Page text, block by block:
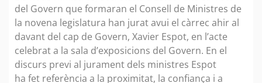
del Govern que formaran el Consell de Ministres de
la novena legislatura han jurat avui el càrrec ahir al
davant del cap de Govern, Xavier Espot, en l’acte
celebrat a la sala d’exposicions del Govern. En el
discurs previ al jurament dels ministres Espot
ha fet referència a la proximitat, la confiança i a